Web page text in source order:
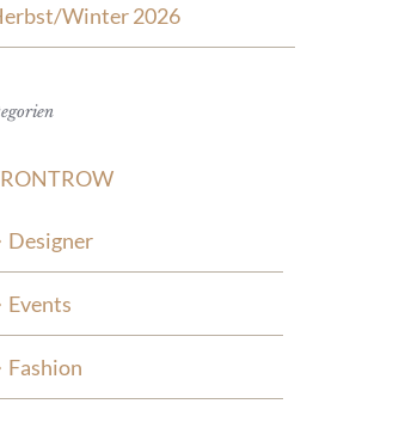
Winter 2026
Designer
Events
Fashion